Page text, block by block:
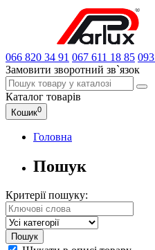
066 820 34 91 067 611 18 85 093
Замовити зворотний зв`язок
Каталог товарів
Кошик0
Головна
Пошук
Критерії пошуку: